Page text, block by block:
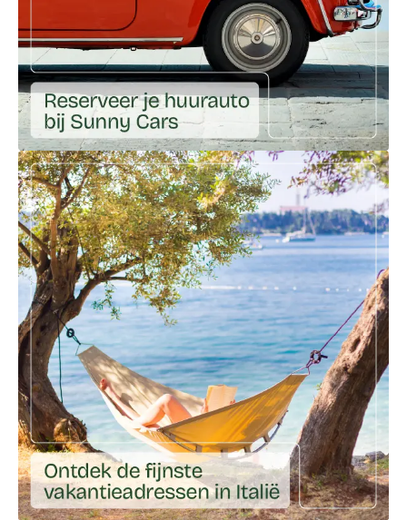
Ga naar externe link: https://huureenauto.sunnycars.nl/